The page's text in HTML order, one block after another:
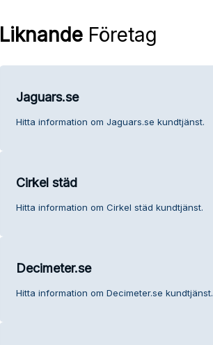
LiknandeFöretag
Jaguars.se
Hitta information om Jaguars.se kundtjänst.
Cirkel städ
Hitta information om Cirkel städ kundtjänst.
Decimeter.se
Hitta information om Decimeter.se kundtjänst.